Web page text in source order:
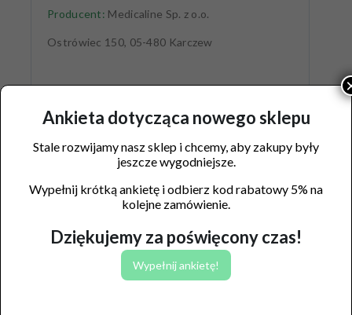
Producent: Medicaline Sp. z o.o.
Ostrówiec 150, 05-480 Karczew
Podobne produkty
Ankieta dotycząca nowego sklepu
Stale rozwijamy nasz sklep i chcemy, aby zakupy były
jeszcze wygodniejsze.
Wypełnij krótką ankietę i odbierz kod rabatowy 5% na
kolejne zamówienie.
Dziękujemy za poświęcony czas!
Wypełnij ankietę!